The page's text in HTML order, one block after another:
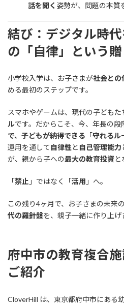
話を聞く 姿勢が、問題の本質
結び：デジタル時
の「自律」という
小学校入学は、お子さまが社会との
める最初のステップです。
スマホやゲームは、現代の子どもた
ルです。だからこそ、今、年長の段
で、子どもが納得できる 「守れるル
運用を通して 自律性と 自己管理能力
が、親から子への最大の教育投資と
「禁止 」ではなく「活用 」へ。
この残り4ヶ月で、お子さまの未来
代の羅針盤を、親子一緒に作り上げ
府中市の教育複合
ご紹介
CloverHill は、東京都府中市にある